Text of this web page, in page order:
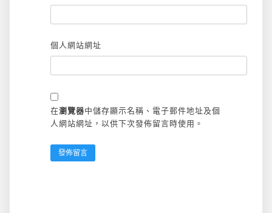
個人網站網址
在瀏覽器中儲存顯示名稱、電子郵件地址及個
人網站網址，以供下次發佈留言時使用。